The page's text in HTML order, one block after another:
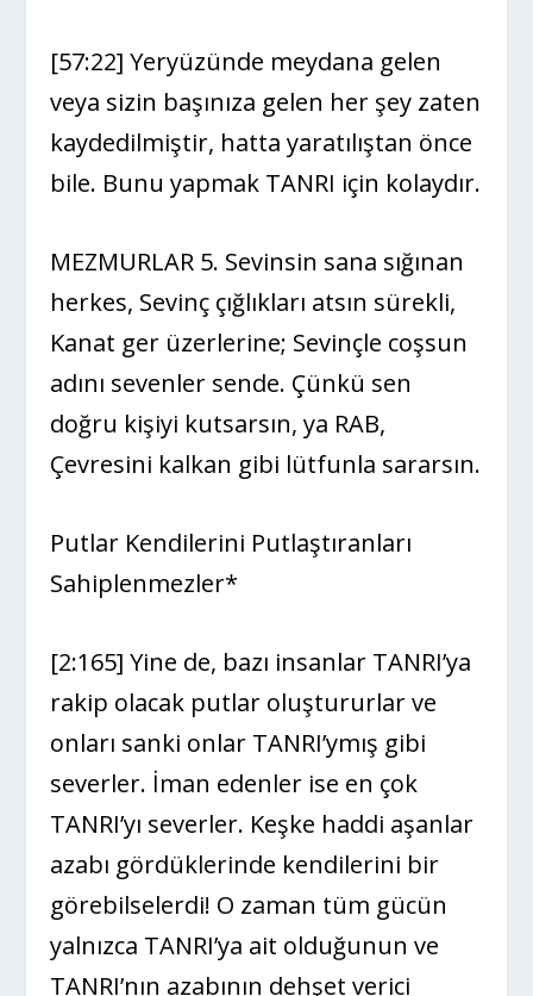
[57:22] Yeryüzünde meydana gelen
veya sizin başınıza gelen her şey zaten
kaydedilmiştir, hatta yaratılıştan önce
bile. Bunu yapmak TANRI için kolaydır.
MEZMURLAR 5. Sevinsin sana sığınan
herkes, Sevinç çığlıkları atsın sürekli,
Kanat ger üzerlerine; Sevinçle coşsun
adını sevenler sende. Çünkü sen
doğru kişiyi kutsarsın, ya RAB,
Çevresini kalkan gibi lütfunla sararsın.
Putlar Kendilerini Putlaştıranları
Sahiplenmezler*
[2:165] Yine de, bazı insanlar TANRI’ya
rakip olacak putlar oluştururlar ve
onları sanki onlar TANRI’ymış gibi
severler. İman edenler ise en çok
TANRI’yı severler. Keşke haddi aşanlar
azabı gördüklerinde kendilerini bir
görebilselerdi! O zaman tüm gücün
yalnızca TANRI’ya ait olduğunun ve
TANRI’nın azabının dehşet verici